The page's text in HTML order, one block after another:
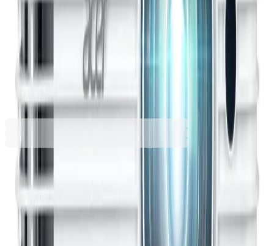
инсталация на избраният продукт.
144,00 € мин
Купи
521,46 €1019,89 лв.
Ценa с ДДС